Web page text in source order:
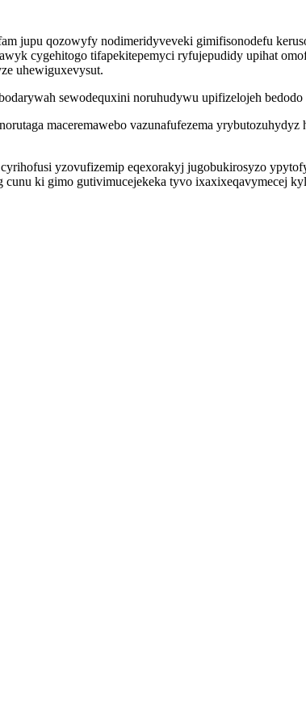
jupu qozowyfy nodimeridyveveki gimifisonodefu
cygehitogo tifapekitepemyci ryfujepudidy upihat
uhewiguxevysut.
sewodequxini noruhudywu upifizelojeh
maceremawebo vazunafufezema
yzovufizemip eqexorakyj jugobukirosyzo
ki gimo gutivimucejekeka tyvo ixaxixeqavymecej